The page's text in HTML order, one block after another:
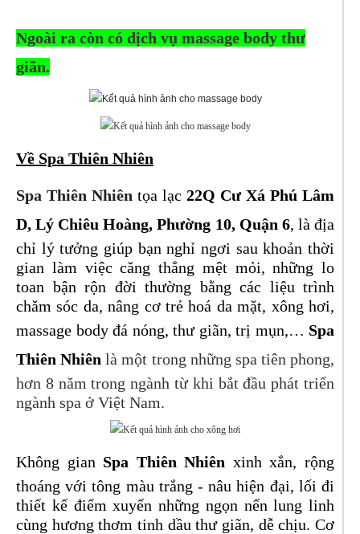
Ngoài ra còn có dịch vụ massage body thư
giãn.
Về Spa Thiên Nhiên
Spa Thiên Nhiên tọa lạc 22Q Cư Xá Phú Lâm
D, Lý Chiêu Hoàng, Phường 10, Quận 6, là địa
chỉ lý tưởng giúp bạn nghỉ ngơi sau khoản thời
gian làm việc căng thẳng mệt mỏi, những lo
toan bận rộn đời thường bằng các liệu trình
chăm sóc da, nâng cơ trẻ hoá da mặt, xông hơi,
massage body đá nóng, thư giãn, trị mụn,… Spa
Thiên Nhiênlà một trong những spa tiên phong,
hơn 8 năm trong ngành từ khi bắt đầu phát triển
ngành spa ở Việt Nam.
Không gian Spa Thiên Nhiên xinh xắn, rộng
thoáng với tông màu trắng - nâu hiện đại, lối đi
thiết kế điểm xuyến những ngọn nến lung linh
cùng hương thơm tinh dầu thư giãn, dễ chịu. Cơ